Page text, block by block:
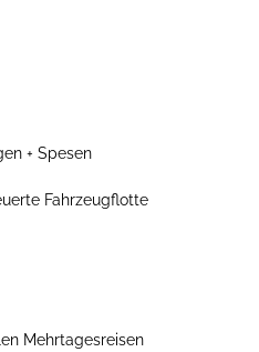
+ Spesen
Fahrzeugflotte
Mehrtagesreisen